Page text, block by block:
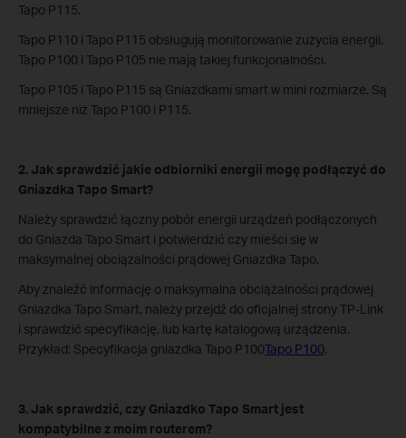
Tapo P115.
Tapo P110 i Tapo P115 obsługują monitorowanie zużycia energii.
Tapo P100 i Tapo P105 nie mają takiej funkcjonalności.
Tapo P105 i Tapo P115 są Gniazdkami smart w mini rozmiarze. Są
mniejsze niż Tapo P100 i P115.
2. Jak sprawdzić jakie odbiorniki energii mogę podłączyć do
Gniazdka Tapo Smart?
Należy sprawdzić łączny pobór energii urządzeń podłączonych
do Gniazda Tapo Smart i potwierdzić czy mieści się w
maksymalnej obciążalności prądowej Gniazdka Tapo.
Aby znaleźć informację o maksymalna obciążalności prądowej
Gniazdka Tapo Smart, należy przejdź do oficjalnej strony TP-Link
i sprawdzić specyfikację, lub kartę katalogową urządzenia.
Przykład: Specyfikacja gniazdka Tapo P100Tapo P100.
3. Jak sprawdzić, czy Gniazdko Tapo Smart jest
kompatybilne z moim routerem?